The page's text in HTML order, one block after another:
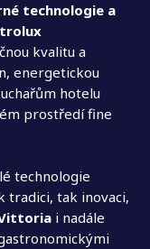
technologie a
kvalitu a
energetickou
hotelu
prostředí fine
technologie
tradici, tak inovaci,
i nadále